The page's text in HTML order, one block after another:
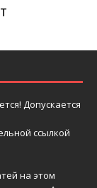
Допускается
ссылкой
на этом